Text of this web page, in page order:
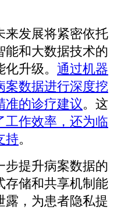
来发展将紧密依托
能和大数据技术的
升级。 通过机器
案数据进行深度挖
准的诊疗建议。这
工作效率，还为临
持。
步提升病案数据的
存储和共享机制能
露，为患者隐私提